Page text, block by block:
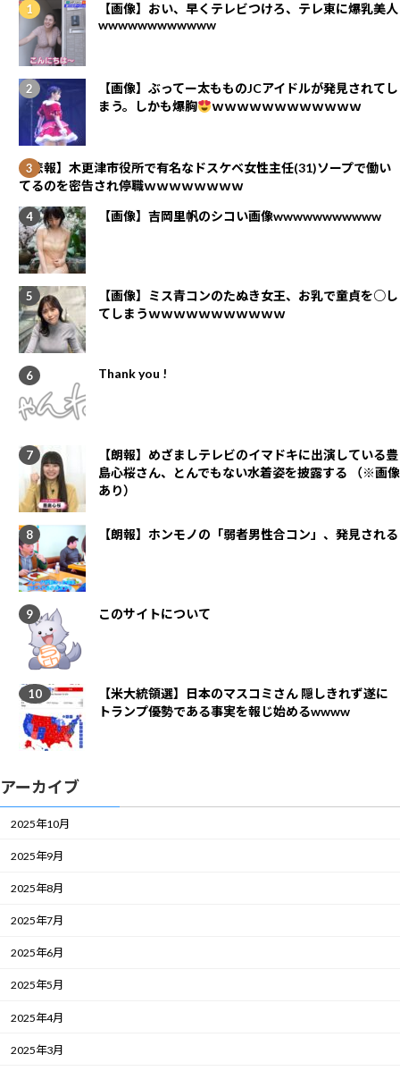
【画像】おい、早くテレビつけろ、テレ東に爆乳美人
wwwwwwwwwwww
【画像】ぶってー太もものJCアイドルが発見されてし
まう。しかも爆胸
ｗｗｗｗｗｗｗｗｗｗｗｗ
【悲報】木更津市役所で有名なドスケベ女性主任(31)ソープで働い
てるのを密告され停職ｗｗｗｗｗｗｗｗ
【画像】吉岡里帆のシコい画像wwwwwwwwwww
【画像】ミス青コンのたぬき女王、お乳で童貞を○し
てしまうｗｗｗｗｗｗｗｗｗｗｗ
Thank you !
【朗報】めざましテレビのイマドキに出演している豊
島心桜さん、とんでもない水着姿を披露する （※画像
あり）
【朗報】ホンモノの「弱者男性合コン」、発見される
このサイトについて
【米大統領選】日本のマスコミさん 隠しきれず遂に
トランプ優勢である事実を報じ始めるwwww
アーカイブ
2025年10月
2025年9月
2025年8月
2025年7月
2025年6月
2025年5月
2025年4月
2025年3月